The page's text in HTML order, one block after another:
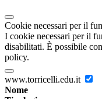
Cookie necessari per il
I cookie necessari per il
disabilitati. È possibile
policy.
www.torricelli.edu.it
Nome